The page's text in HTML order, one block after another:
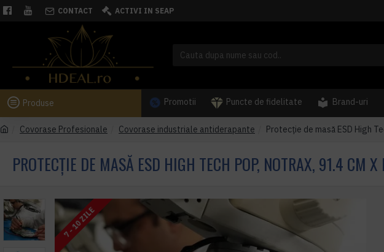
CONTACT ACTIVI IN SEAP
Produse Promotii Puncte de fidelitate Brand-uri
Covorase Profesionale Covorase industriale antiderapante Protecție de masă ESD High
PROTECȚIE DE MASĂ ESD HIGH TECH POP, NOTRAX, 91.4 CM
7 - 10 ZILE